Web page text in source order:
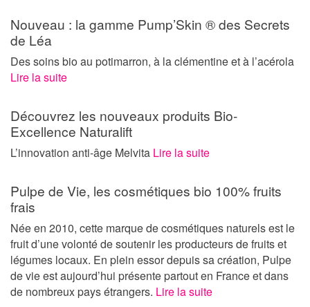
Nouveau : la gamme Pump’Skin ® des Secrets
de Léa
Des soins bio au potimarron, à la clémentine et à l’acérola
Lire la suite
Découvrez les nouveaux produits Bio-
Excellence Naturalift
L’innovation anti-âge Melvita Lire la suite
Pulpe de Vie, les cosmétiques bio 100% fruits
frais
Née en 2010, cette marque de cosmétiques naturels est le
fruit d’une volonté de soutenir les producteurs de fruits et
légumes locaux. En plein essor depuis sa création, Pulpe
de vie est aujourd’hui présente partout en France et dans
de nombreux pays étrangers. Lire la suite